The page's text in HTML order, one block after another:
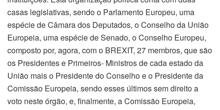
casas legislativas, sendo o Parlamento Europeu, uma
espécie de Câmara dos Deputados, o Conselho da União
Europeia, uma espécie de Senado, o Conselho Europeu,
composto por, agora, com o BREXIT, 27 membros, que são
os Presidentes e Primeiros- Ministros de cada estado da
União mais o Presidente do Conselho e o Presidente da
Comissão Europeia, sendo esses últimos sem direito a
voto neste órgão, e, finalmente, a Comissão Europeia,